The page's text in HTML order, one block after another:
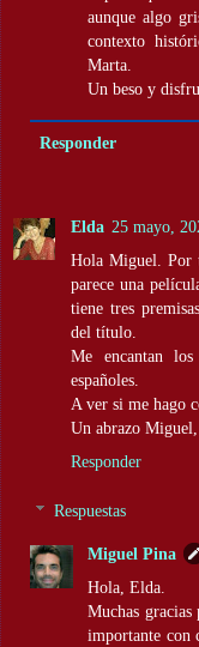
aunque algo
contexto
Marta.
Un beso y
Responder
Elda 25 mayo,
Hola Miguel. Por
parece una
tiene tres
del título.
Me encantan
españoles.
A ver si me hago
Un abrazo
Responder
Respuestas
Miguel Pina
Hola, Elda.
Muchas gracias
importante con